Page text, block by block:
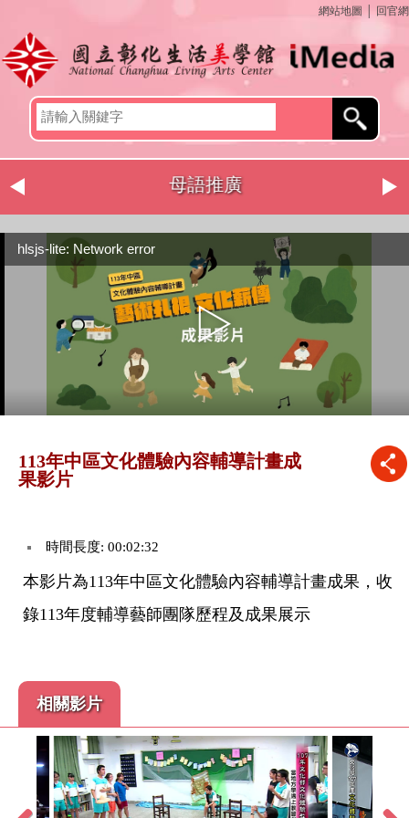
網站地圖 回官網
母語推廣
hlsjs-lite: Network error
113年中區文化體驗內容輔導計畫成
果影片
時間長度: 00:02:32
本影片為113年中區文化體驗內容輔導計畫成果，收
錄113年度輔導藝師團隊歷程及成果展示
相關影片